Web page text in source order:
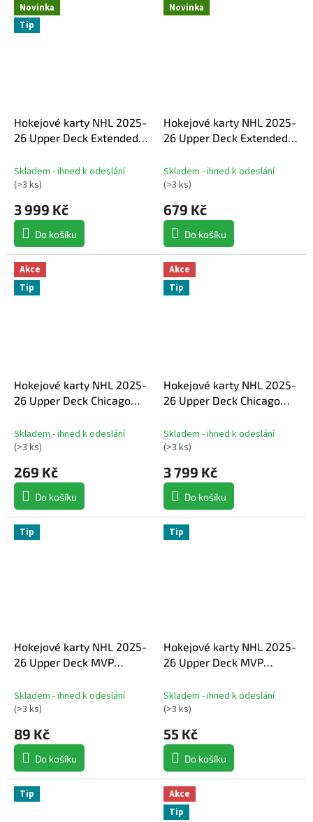
Novinka
Tip
Hokejové karty NHL 2025-
26 Upper Deck Extended
Skladem - ihned k odeslání
(>3 ks)
3 999 Kč
Do košíku
Novinka
Hokejové karty NHL 2025-
26 Upper Deck Extended
Skladem - ihned k odeslání
(>3 ks)
679 Kč
Do košíku
Akce
Tip
Hokejové karty NHL 2025-
26 Upper Deck Chicago
Centennial Hobby balíček
Skladem - ihned k odeslání
(>3 ks)
269 Kč
Do košíku
Akce
Tip
Hokejové karty NHL 2025-
26 Upper Deck Chicago
Centennial Hobby Box
Skladem - ihned k odeslání
(>3 ks)
3 799 Kč
Do košíku
Tip
Hokejové karty NHL 2025-
26 Upper Deck MVP
Skladem - ihned k odeslání
(>3 ks)
89 Kč
Do košíku
Tip
Hokejové karty NHL 2025-
26 Upper Deck MVP
Skladem - ihned k odeslání
(>3 ks)
55 Kč
Do košíku
Tip
Akce
Tip